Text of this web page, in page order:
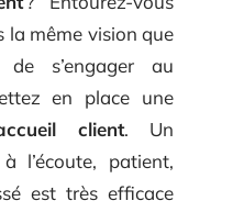
la même vision que
s’engager au
en place une
client. Un
l’écoute, patient,
est très efficace